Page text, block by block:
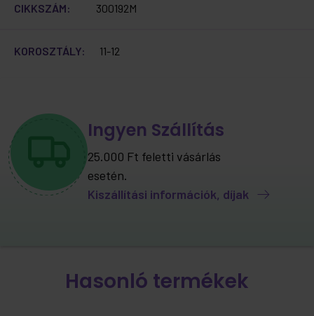
CIKKSZÁM: 300192M
KOROSZTÁLY: 11-12
Ingyen Szállítás
25.000 Ft feletti vásárlás
esetén.
Kiszállítási információk, díjak
Hasonló termékek